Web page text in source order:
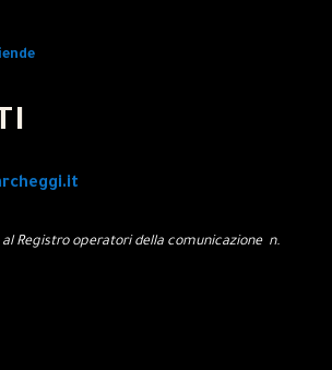
al Registro operatori della comunicazione n.